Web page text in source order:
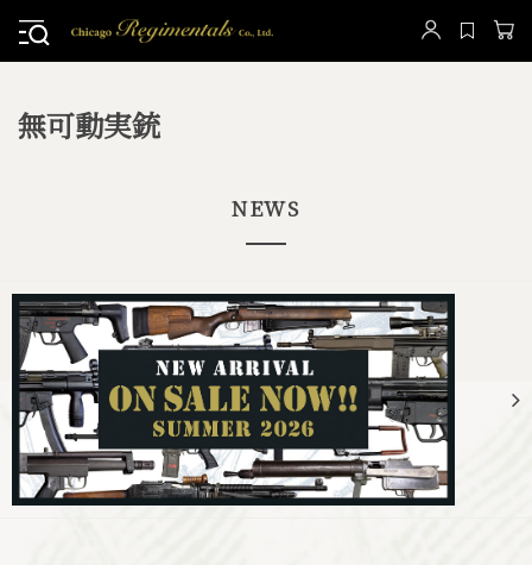
無可動実銃
NEWS